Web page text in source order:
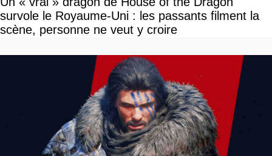
survole le Royaume-Uni : les passants filment la
scène, personne ne veut y croire